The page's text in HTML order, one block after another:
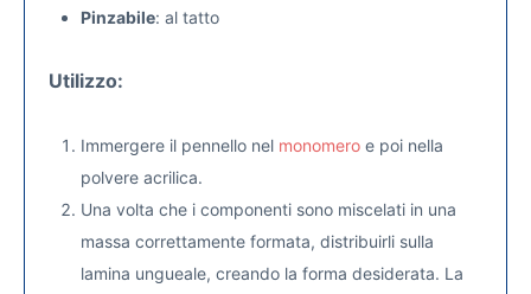
Pinzabile: al tatto
Utilizzo:
Immergere il pennello nel monomero e poi nella
polvere acrilica.
Una volta che i componenti sono miscelati in una
massa correttamente formata, distribuirli sulla
lamina ungueale, creando la forma desiderata. La